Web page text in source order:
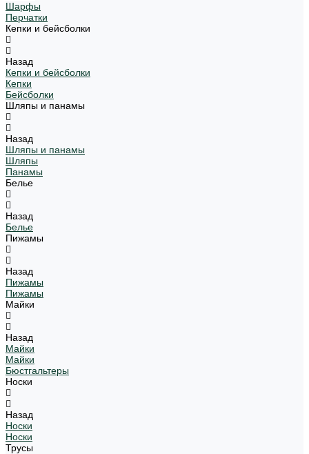
Шарфы
Перчатки
Кепки и бейсболки
Назад
Кепки и бейсболки
Кепки
Бейсболки
Шляпы и панамы
Назад
Шляпы и панамы
Шляпы
Панамы
Белье
Назад
Белье
Пижамы
Назад
Пижамы
Пижамы
Майки
Назад
Майки
Майки
Бюстгальтеры
Носки
Назад
Носки
Носки
Трусы